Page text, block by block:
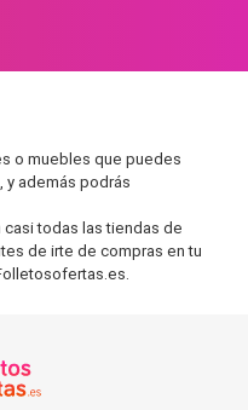
o muebles que puedes
y además podrás
todas las tiendas de
de irte de compras en tu